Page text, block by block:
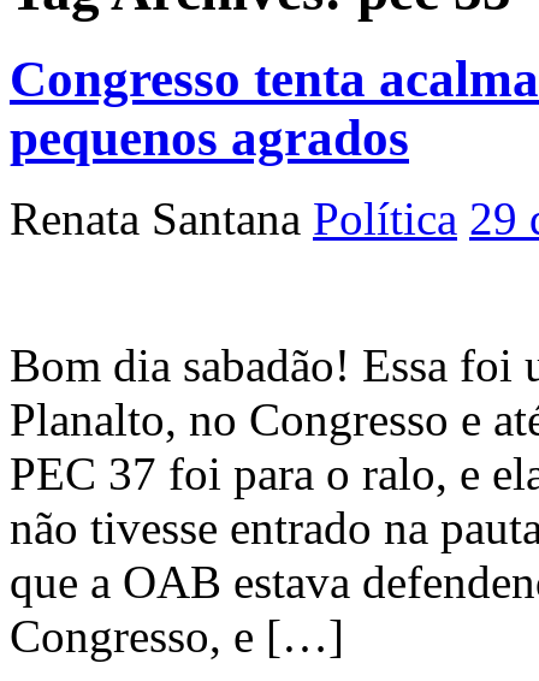
Congresso tenta
pequenos agrados
Renata Santana Política 29
Bom dia sabadão! Essa foi
Planalto, no Congresso e
PEC 37 foi para o ralo, e
não tivesse entrado na
que a OAB estava
Congresso, e […]